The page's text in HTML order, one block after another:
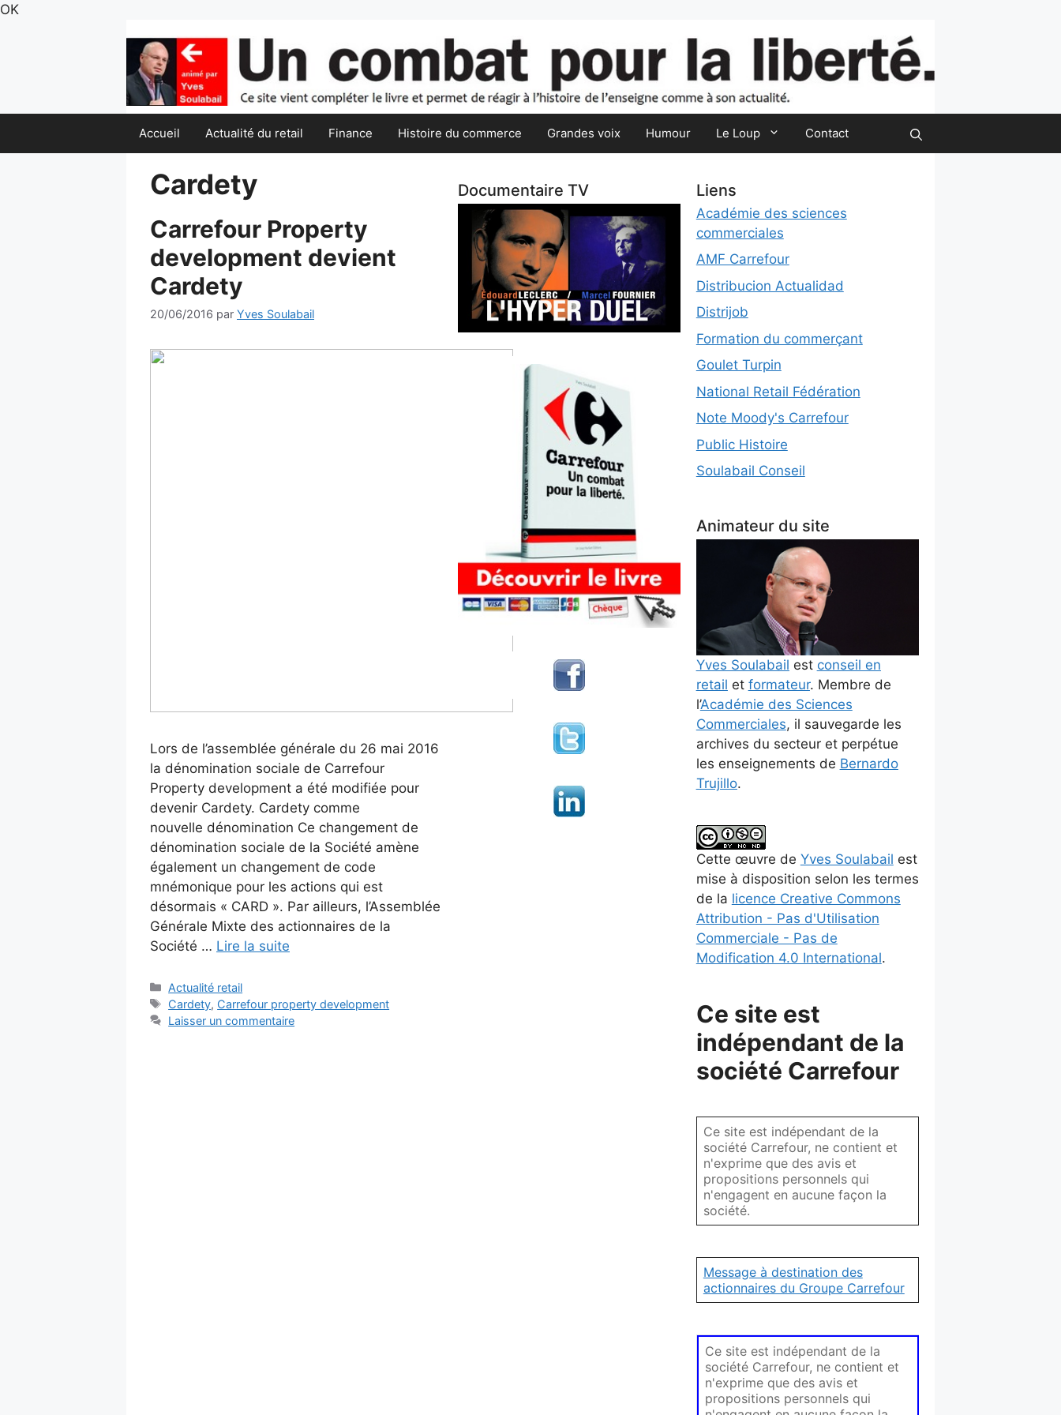
OKAller
Accueil Actualité du retail Finance Histoire du commerce Grandes voix Humour Le Loup Contact
Cardety
Carrefour Property
development devient
Cardety
20/06/2016 par Yves Soulabail
Lors de l’assemblée générale du 26 mai 2016
la dénomination sociale de Carrefour
Property development a été modifiée pour
devenir Cardety. Cardety comme
nouvelle dénomination Ce changement de
dénomination sociale de la Société amène
également un changement de code
mnémonique pour les actions qui est
désormais « CARD ». Par ailleurs, l’Assemblée
Générale Mixte des actionnaires de la
Société … Lire la suite
Catégories
Actualité retail
Étiquettes
Cardety, Carrefour property development
Laisser un commentaire
Documentaire TV Liens
Académie des sciences
commerciales
AMF Carrefour
Distribucion Actualidad
Distrijob
Formation du commerçant
Goulet Turpin
National Retail Fédération
Note Moody's Carrefour
Public Histoire
Soulabail Conseil
Animateur du site
Yves Soulabail est conseil en
retail et formateur. Membre de
l’Académie des Sciences
Commerciales, il sauvegarde les
archives du secteur et perpétue
les enseignements de Bernardo
Trujillo.
Cette œuvre de Yves Soulabail est
mise à disposition selon les termes
de la licence Creative Commons
Attribution - Pas d'Utilisation
Commerciale - Pas de
Modification 4.0 International.
Ce site est
indépendant de la
société Carrefour
Ce site est indépendant de la
société Carrefour, ne contient et
n'exprime que des avis et
propositions personnels qui
n'engagent en aucune façon la
société.
Message à destination des
actionnaires du Groupe Carrefour
Ce site est indépendant de la
société Carrefour, ne contient et
n'exprime que des avis et
propositions personnels qui